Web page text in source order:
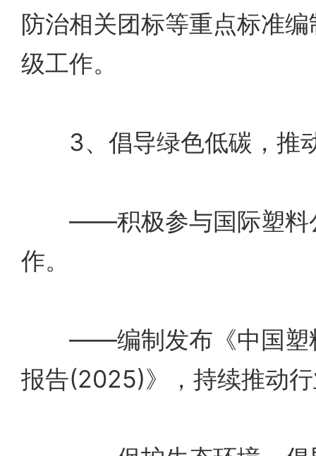
防治相关团标等重点标准
级工作。
3、倡导绿色低碳，推
——积极参与国际塑料
作。
——编制发布《中国塑
报告(2025)》，持续推动